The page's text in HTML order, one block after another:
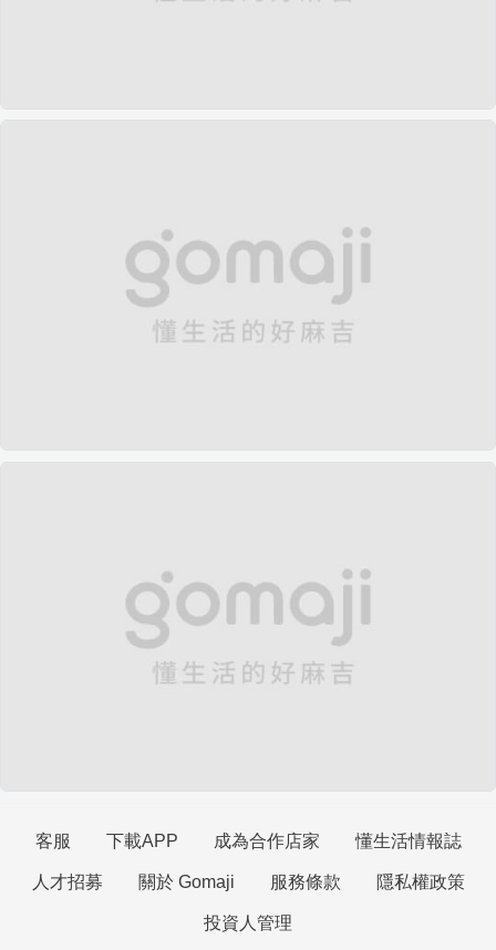
客服 下載APP 成為合作店家 懂生活情報誌
人才招募 關於 Gomaji 服務條款 隱私權政策
投資人管理